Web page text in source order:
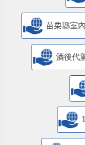
苗栗縣室
酒後代